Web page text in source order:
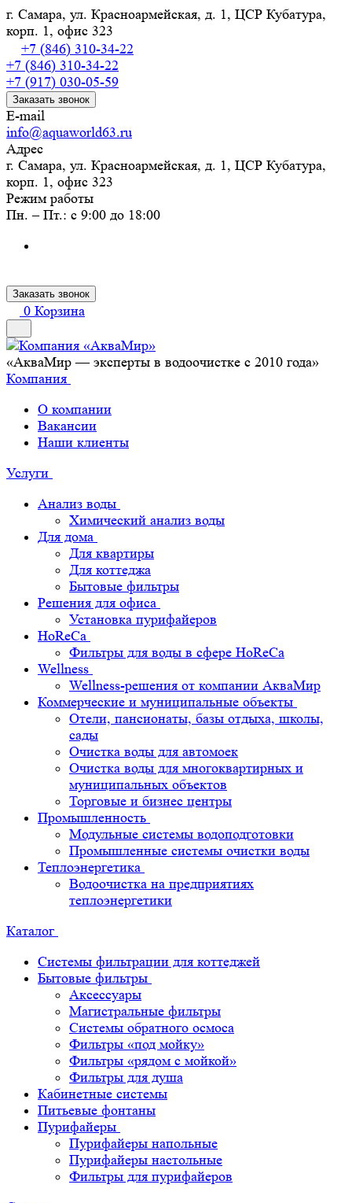
г. Самара, ул. Красноармейская, д. 1, ЦСР Кубатура,
корп. 1, офис 323
+7 (846) 310-34-22
+7 (846) 310-34-22
+7 (917) 030-05-59
Заказать звонок
E-mail
info@aquaworld63.ru
Адрес
г. Самара, ул. Красноармейская, д. 1, ЦСР Кубатура,
корп. 1, офис 323
Режим работы
Пн. – Пт.: с 9:00 до 18:00
Заказать звонок
0 Корзина
«АкваМир — эксперты в водоочистке с 2010 года»
Компания
О компании
Вакансии
Наши клиенты
Услуги
Анализ воды
Химический анализ воды
Для дома
Для квартиры
Для коттеджа
Бытовые фильтры
Решения для офиса
Установка пурифайеров
HoReCa
Фильтры для воды в сфере HoReCa
Wellness
Wellness-решения от компании АкваМир
Коммерческие и муниципальные объекты
Отели, пансионаты, базы отдыха, школы,
сады
Очистка воды для автомоек
Очистка воды для многоквартирных и
муниципальных объектов
Торговые и бизнес центры
Промышленность
Модульные системы водоподготовки
Промышленные системы очистки воды
Теплоэнергетика
Водоочистка на предприятиях
теплоэнергетики
Каталог
Системы фильтрации для коттеджей
Бытовые фильтры
Аксессуары
Магистральные фильтры
Системы обратного осмоса
Фильтры «под мойку»
Фильтры «рядом с мойкой»
Фильтры для душа
Кабинетные системы
Питьевые фонтаны
Пурифайеры
Пурифайеры напольные
Пурифайеры настольные
Фильтры для пурифайеров